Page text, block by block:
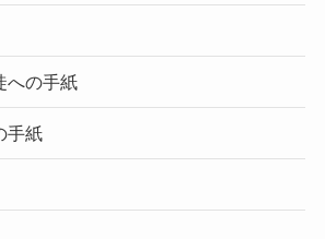
への手紙
手紙